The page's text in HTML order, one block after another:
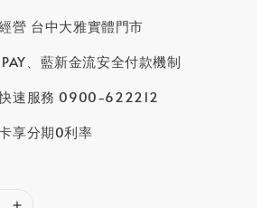
營 台中大雅實體門市
、藍新金流安全付款機制
速服務 0900-622212
享分期0利率